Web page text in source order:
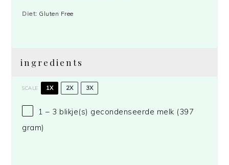
Diet: Gluten Free
ingredients
SCALE 1X 2X 3X
1 – 3 blikje(s) gecondenseerde melk (397
gram)